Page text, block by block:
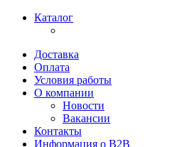
Каталог
Доставка
Оплата
Условия работы
О компании
Новости
Вакансии
Контакты
Информация о B2B